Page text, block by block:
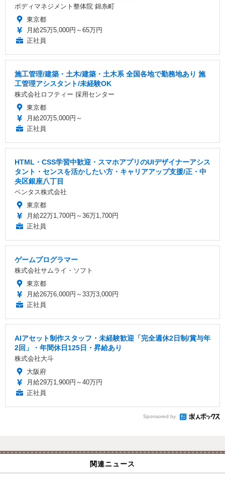
ボディマネジメント整体院 錦糸町
東京都
月給25万5,000円～65万円
正社員
施工管理/建築・土木/建築・土木系 全国各地で勤務地あり 施
工管理アシスタント/未経験OK
株式会社ロフティー 採用センター
東京都
月給20万5,000円～
正社員
HTML・CSS学習中歓迎・スマホアプリのUIデザイナーアシス
タント・センスを活かしたい方・キャリアアップ支援/正・中
央区銀座八丁目
ベンタス株式会社
東京都
月給22万1,700円～36万1,700円
正社員
ゲームプログラマー
株式会社サムライ・ソフト
東京都
月給26万6,000円～33万3,000円
正社員
AIアセット制作スタッフ・未経験歓迎「完全週休2日制/賞与年
2回」・年間休日125日・昇給あり
株式会社大斗
大阪府
月給29万1,900円～40万円
正社員
Sponsored by
関連ニュース